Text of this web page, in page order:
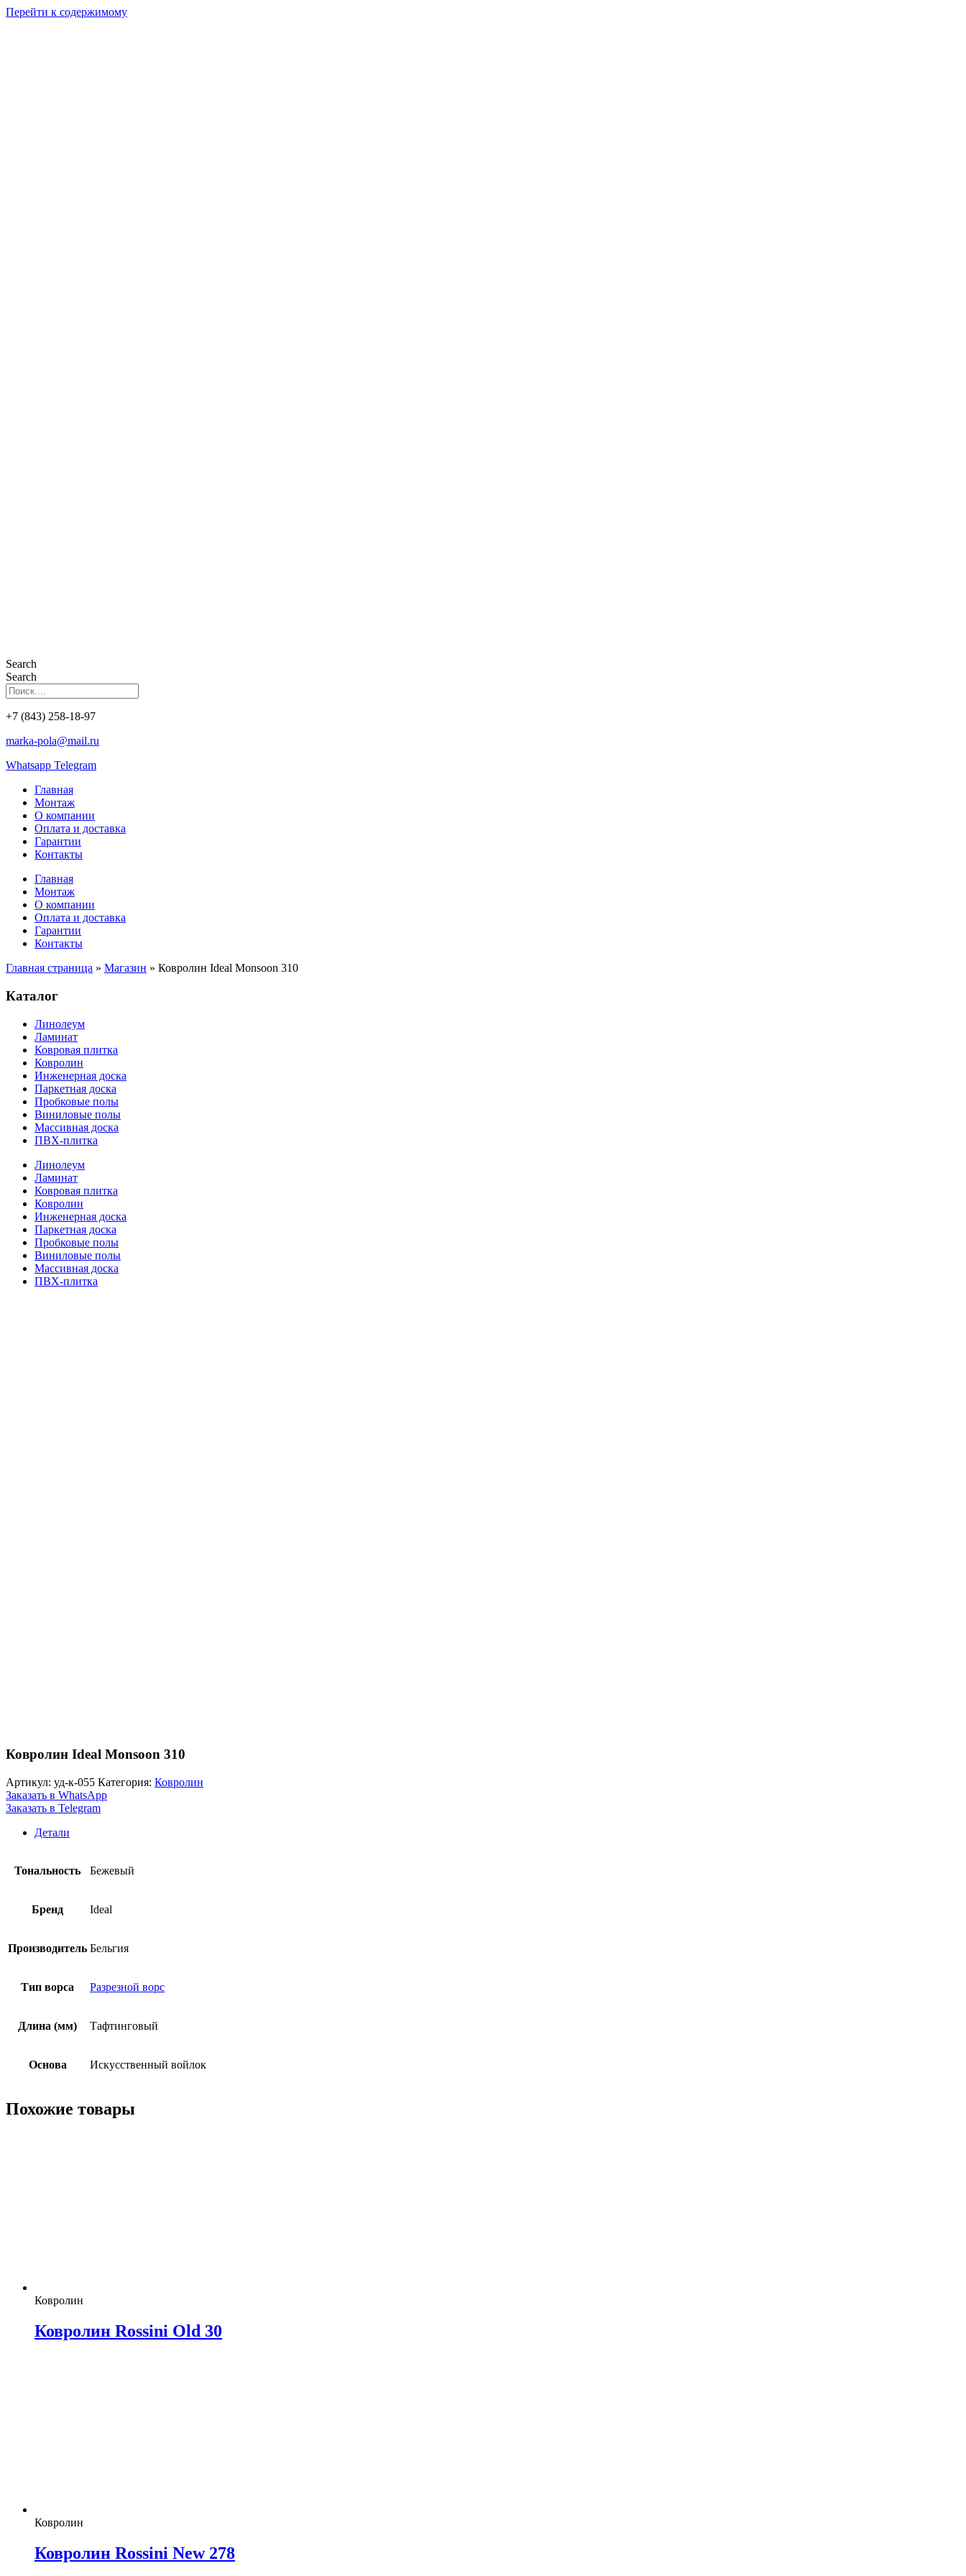
Перейти к содержимому
Search
Search
+7 (843) 258-18-97
marka-pola@mail.ru
Whatsapp Telegram
Главная
Монтаж
О компании
Оплата и доставка
Гарантии
Контакты
Главная
Монтаж
О компании
Оплата и доставка
Гарантии
Контакты
Главная страница » Магазин » Ковролин Ideal Monsoon 310
Каталог
Линолеум
Ламинат
Ковровая плитка
Ковролин
Инженерная доска
Паркетная доска
Пробковые полы
Виниловые полы
Массивная доска
ПВХ-плитка
Линолеум
Ламинат
Ковровая плитка
Ковролин
Инженерная доска
Паркетная доска
Пробковые полы
Виниловые полы
Массивная доска
ПВХ-плитка
Ковролин Ideal Monsoon 310
Артикул: уд-к-055 Категория: Ковролин
Заказать в WhatsApp
Заказать в Telegram
Детали
Тональность Бежевый
Бренд Ideal
Производитель Бельгия
Тип ворса Разрезной ворс
Длина (мм) Тафтинговый
Основа Искусственный войлок
Похожие товары
Ковролин
Ковролин Rossini Old 30
Ковролин
Ковролин Rossini New 278